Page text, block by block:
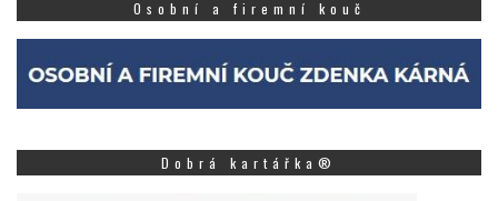
Osobní a firemní kouč
Dobrá kartářka®